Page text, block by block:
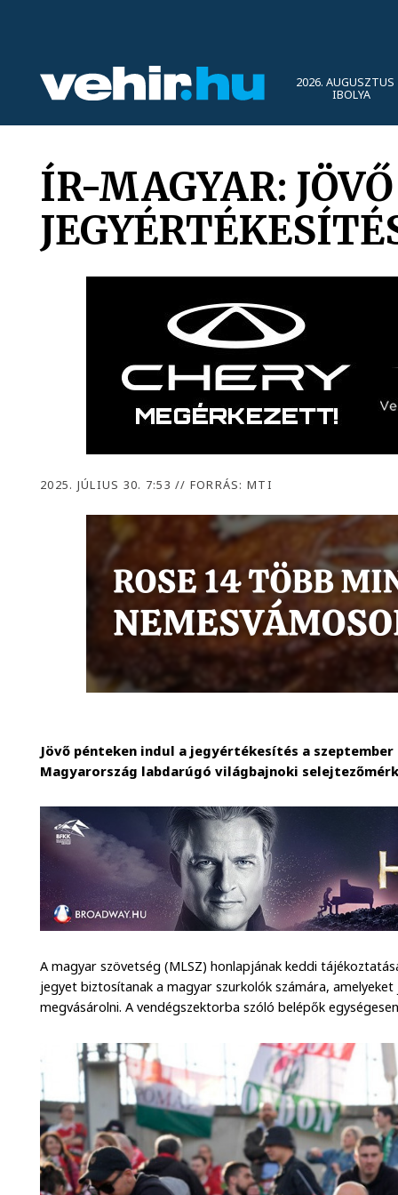
2026. AUGUSZTUS
IBOLYA
ÍR-MAGYAR:
2025. JÚLIUS 30. 7:53// FORRÁS: MTI
Jövő pénteken indul a jegyértékesítés a
Magyarország labdarúgó világbajnoki
A magyar szövetség (MLSZ) honlapjának keddi
jegyet biztosítanak a magyar szurkolók számára,
megvásárolni. A vendégszektorba szóló belépők